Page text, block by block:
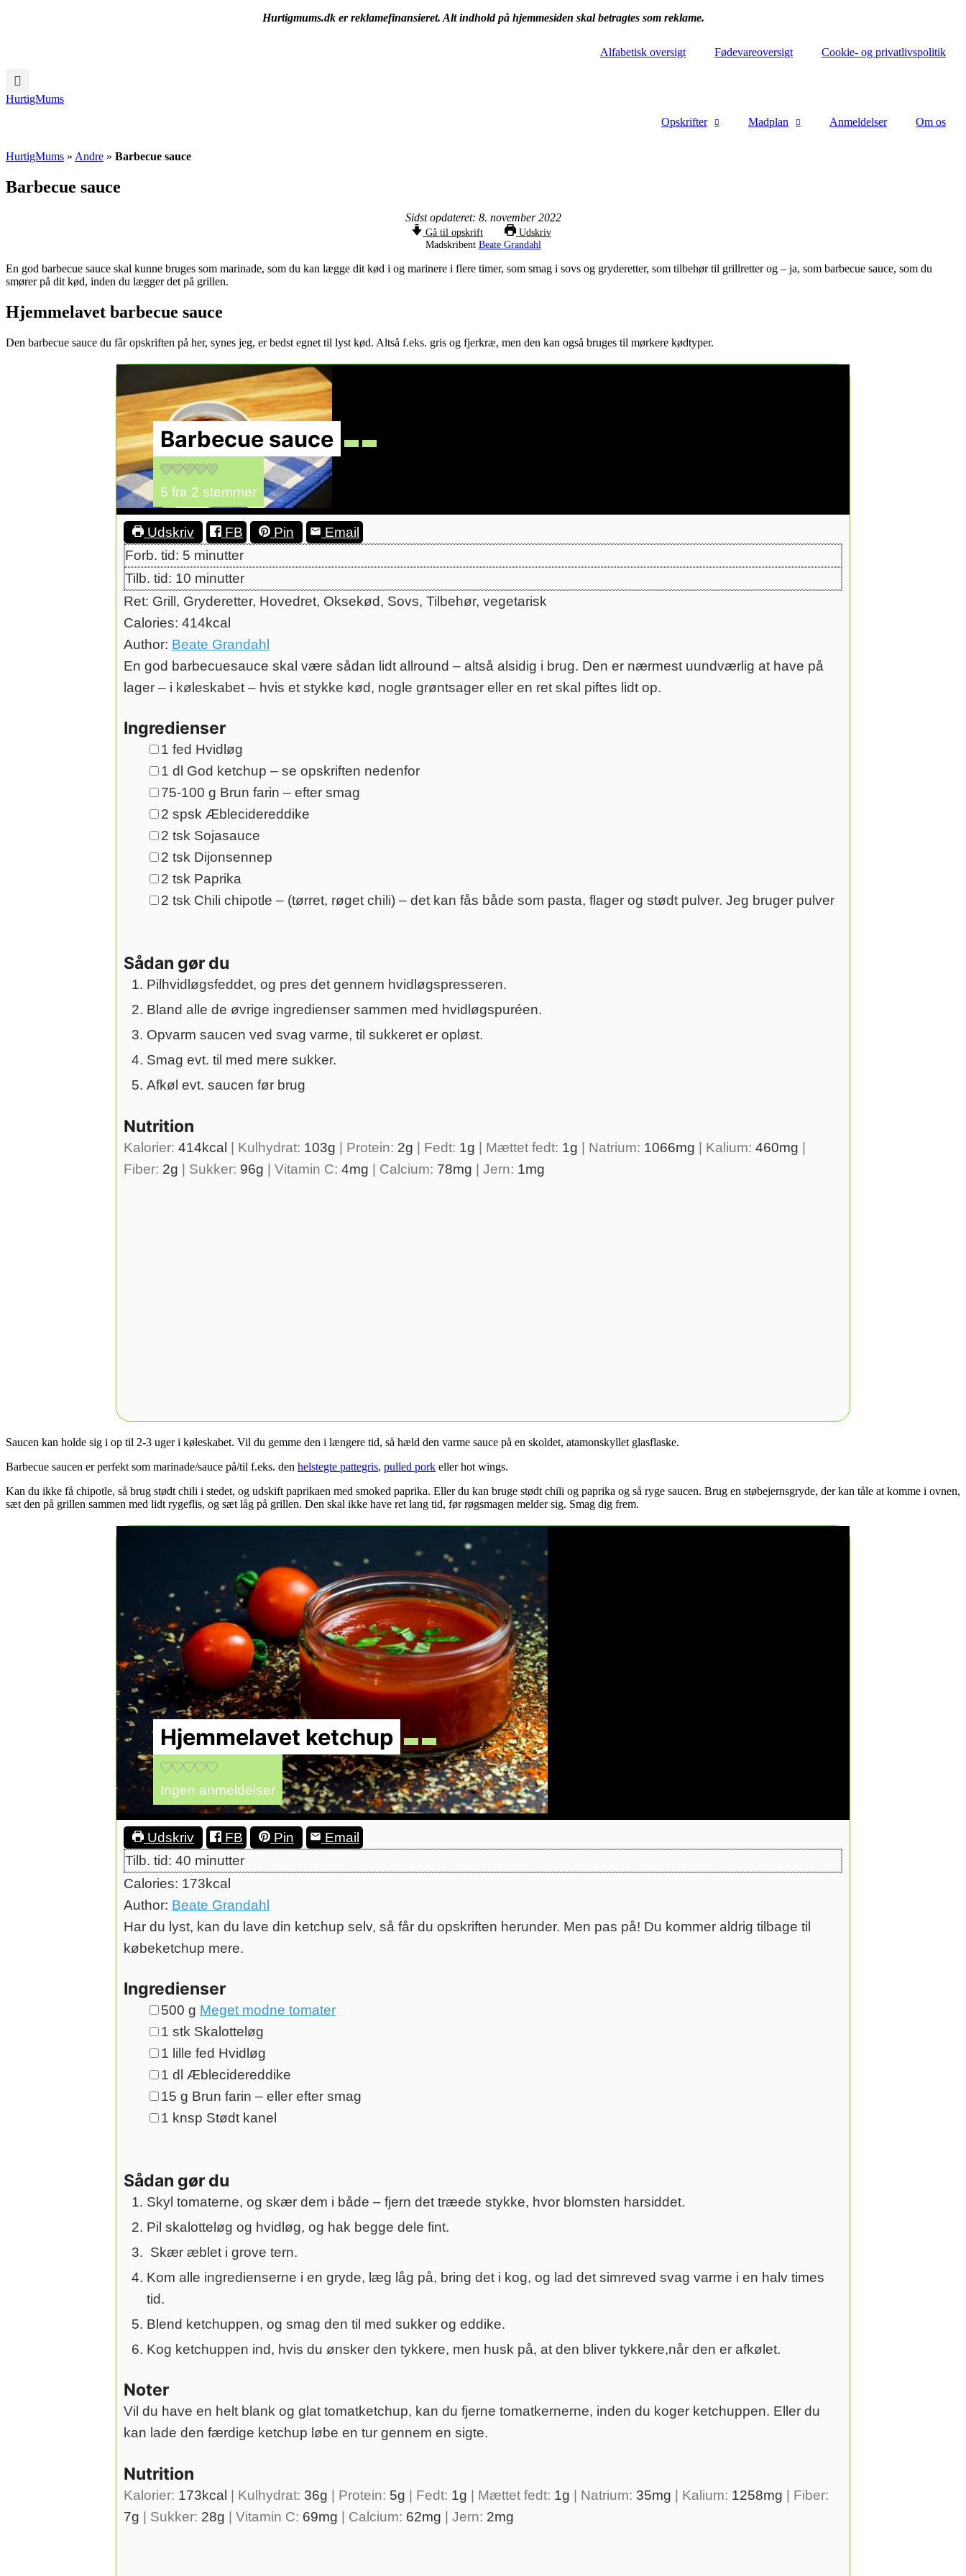
Hurtigmums.dk er reklamefinansieret. Alt indhold på hjemmesiden skal betragtes som reklame.
Alfabetisk oversigt Fødevareoversigt Cookie- og privatlivspolitik
HurtigMums
Opskrifter
Madplan Anmeldelser Om os
HurtigMums » Andre » Barbecue sauce
Barbecue sauce
Sidst opdateret: 8. november 2022
Gå til opskrift
Udskriv
Madskribent Beate Grandahl
En god barbecue sauce skal kunne bruges som marinade, som du kan lægge dit kød i og marinere i flere timer, som smag i sovs og gryderetter, som tilbehør til grillretter og – ja, som barbecue sauce, som du
smører på dit kød, inden du lægger det på grillen.
Hjemmelavet barbecue sauce
Den barbecue sauce du får opskriften på her, synes jeg, er bedst egnet til lyst kød. Altså f.eks. gris og fjerkræ, men den kan også bruges til mørkere kødtyper.
Barbecue sauce
5 fra 2 stemmer
Udskriv FB Pin
Email
Forb. tid: 5 minutter
minutter
Tilb. tid: 10 minutter
minutter
Ret: Grill, Gryderetter, Hovedret, Oksekød, Sovs, Tilbehør, vegetarisk
Calories: 414kcal
Author: Beate Grandahl
En god barbecuesauce skal være sådan lidt allround – altså alsidig i brug. Den er nærmest uundværlig at have på
lager – i køleskabet – hvis et stykke kød, nogle grøntsager eller en ret skal piftes lidt op.
Ingredienser
▢
1 fed Hvidløg
▢
1 dl God ketchup – se opskriften nedenfor
▢
75-100 g Brun farin – efter smag
▢
2 spsk Æblecidereddike
▢
2 tsk Sojasauce
▢
2 tsk Dijonsennep
▢
2 tsk Paprika
▢
2 tsk Chili chipotle – (tørret, røget chili) – det kan fås både som pasta, flager og stødt pulver. Jeg bruger pulver
Sådan gør du
Pilhvidløgsfeddet, og pres det gennem hvidløgspresseren.
Bland alle de øvrige ingredienser sammen med hvidløgspuréen.
Opvarm saucen ved svag varme, til sukkeret er opløst.
Smag evt. til med mere sukker.
Afkøl evt. saucen før brug
Nutrition
Kalorier: 414kcal | Kulhydrat: 103g | Protein: 2g | Fedt: 1g | Mættet fedt: 1g | Natrium: 1066mg | Kalium: 460mg |
Fiber: 2g | Sukker: 96g | Vitamin C: 4mg | Calcium: 78mg | Jern: 1mg
Saucen kan holde sig i op til 2-3 uger i køleskabet. Vil du gemme den i længere tid, så hæld den varme sauce på en skoldet, atamonskyllet glasflaske.
Barbecue saucen er perfekt som marinade/sauce på/til f.eks. den helstegte pattegris, pulled pork eller hot wings.
Kan du ikke få chipotle, så brug stødt chili i stedet, og udskift paprikaen med smoked paprika. Eller du kan bruge stødt chili og paprika og så ryge saucen. Brug en støbejernsgryde, der kan tåle at komme i ovnen,
sæt den på grillen sammen med lidt rygeflis, og sæt låg på grillen. Den skal ikke have ret lang tid, før røgsmagen melder sig. Smag dig frem.
Hjemmelavet ketchup
Ingen anmeldelser
Udskriv FB Pin
Email
Tilb. tid: 40 minutter
minutter
Calories: 173kcal
Author: Beate Grandahl
Har du lyst, kan du lave din ketchup selv, så får du opskriften herunder. Men pas på! Du kommer aldrig tilbage til
købeketchup mere.
Ingredienser
▢
500 g Meget modne tomater
▢
1 stk Skalotteløg
▢
1 lille fed Hvidløg
▢
1 dl
Æblecidereddike
▢
15 g Brun farin – eller efter smag
▢
1 knsp Stødt kanel
Sådan gør du
Skyl tomaterne, og skær dem i både – fjern det træede stykke, hvor blomsten harsiddet.
Pil skalotteløg og hvidløg, og hak begge dele fint.
Skær æblet i grove tern.
Kom alle ingredienserne i en gryde, læg låg på, bring det i kog, og lad det simreved svag varme i en halv times
tid.
Blend ketchuppen, og smag den til med sukker og eddike.
Kog ketchuppen ind, hvis du ønsker den tykkere, men husk på, at den bliver tykkere,når den er afkølet.
Noter
Vil du have en helt blank og glat tomatketchup, kan du fjerne tomatkernerne, inden du koger ketchuppen. Eller du
kan lade den færdige ketchup løbe en tur gennem en sigte.
Nutrition
Kalorier: 173kcal Kulhydrat: 36g Protein: 5g Fedt: 1g Mættet fedt: 1g Natrium: 35mg Kalium: 1258mg
Fiber:
7g Sukker: 28g Vitamin C: 69mg Calcium: 62mg Jern: 2mg